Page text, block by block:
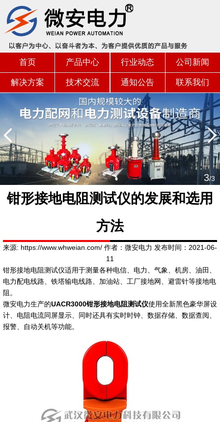
首页 产品中心 行业动态 公司新闻
解决方案 技术交流 通知公告 联系我们
3/3
钳形接地电阻测试仪的发展和选用
方法
来源: https://www.whweian.com/ 作者：微安电力 发布时间：2021-06-
11
钳形接地电阻测试仪适用于测量各种电信、电力、气象、机房、油田、
电力配电线路、铁塔输电线路、加油站、工厂接地网、避雷针等接地电
阻。
微安电力生产的UACR3000钳形接地电阻测试仪使用全新黑色豪华屏设
计、电阻电流同屏显示、同时还具有实时时钟、数据存储、数据查阅、
报警、自动关机等功能。